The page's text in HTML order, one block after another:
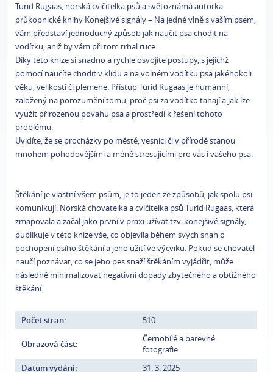
Turid Rugaas, norská cvičitelka psů a světoznámá autorka
průkopnické knihy Konejšivé signály – Na jedné vlně s vaším psem,
vám představí jednoduchý způsob jak naučit psa chodit na
vodítku, aniž by vám při tom trhal ruce.
Díky této knize si snadno a rychle osvojíte postupy, s jejichž
pomocí naučíte chodit v klidu a na volném vodítku psa jakéhokoli
věku, velikosti či plemene. Přístup Turid Rugaas je humánní,
založený na porozumění tomu, proč psi za vodítko tahají a jak lze
využít přirozenou povahu psa a prostředí k řešení tohoto
problému.
Uvidíte, že se procházky po městě, vesnici či v přírodě stanou
mnohem pohodovějšími a méně stresujícími pro vás i vašeho psa.
Štěkání je vlastní všem psům, je to jeden ze způsobů, jak spolu psi
komunikují. Norská chovatelka a cvičitelka psů Turid Rugaas, která
zmapovala a začal jako první v praxi užívat tzv. konejšivé signály,
publikuje v této knize vše, co objevila během svých snah o
pochopení psího štěkání a jeho užití ve výcviku. Pokud se chovatel
naučí poznávat, co se jeho pes snaží štěkáním vyjádřit, může
následně minimalizovat negativní dopady zbytečného a obtížného
štěkání.
Počet stran: 510
Obrazová část:
Černobílé a barevné
fotografie
Datum vydání:
31. 3. 2025